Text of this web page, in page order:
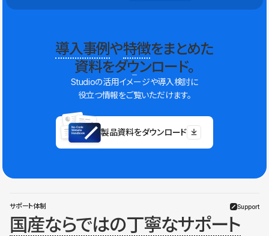
導入事例や特徴をまとめた
資料をダウンロード。
Studioの活用イメージや導入検討に
役立つ情報をご覧いただけます。
製品資料をダウンロード
サポート体制 Support
国産ならではの丁寧なサポート